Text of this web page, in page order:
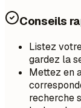
Conseils
Listez
gardez la
Mettez en
recherche